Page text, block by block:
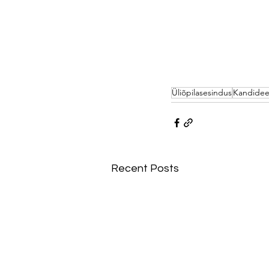
Üliõpilasesindus
Recent Posts